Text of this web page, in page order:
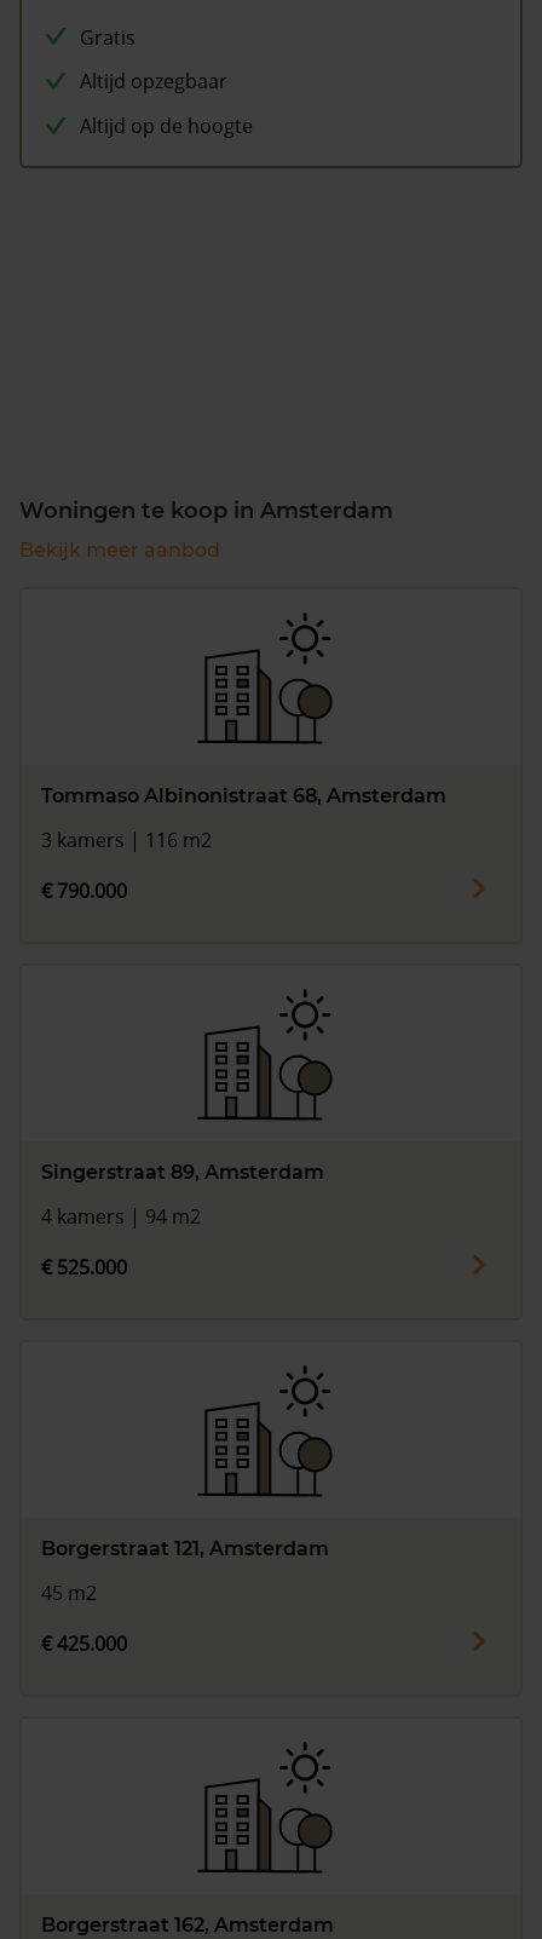
Gratis
Altijd opzegbaar
Altijd op de hoogte
Woningen te koop in Amsterdam
Bekijk meer aanbod
Tommaso Albinonistraat 68, Amsterdam
3 kamers | 116 m2
€ 790.000
Singerstraat 89, Amsterdam
4 kamers | 94 m2
€ 525.000
Borgerstraat 121, Amsterdam
45 m2
€ 425.000
Borgerstraat 162, Amsterdam